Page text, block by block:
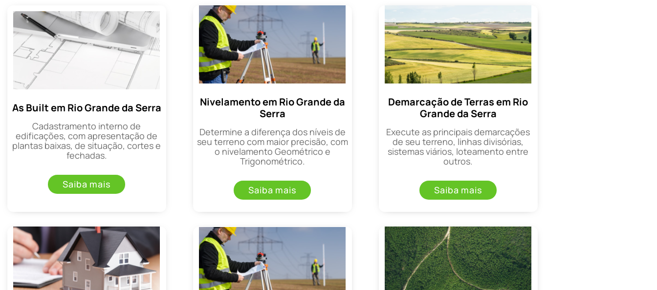
As Built em Rio Grande da Serra
Cadastramento interno de
edificações, com apresentação de
plantas baixas, de situação, cortes e
fechadas.
Saiba mais
Nivelamento em Rio Grande da
Serra
Determine a diferença dos níveis de
seu terreno com maior precisão, com
o nivelamento Geométrico e
Trigonométrico.
Saiba mais
Demarcação de Terras em Rio
Grande da Serra
Execute as principais demarcações
de seu terreno, linhas divisórias,
sistemas viários, loteamento entre
outros.
Saiba mais